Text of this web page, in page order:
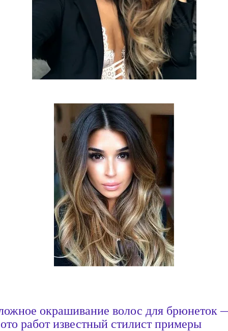
окрашивание волос для брюнеток
работ известный стилист примеры